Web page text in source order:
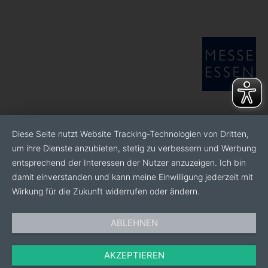
Diese Seite nutzt Website Tracking-Technologien von Dritten,
um ihre Dienste anzubieten, stetig zu verbessern und Werbung
entsprechend der Interessen der Nutzer anzuzeigen. Ich bin
damit einverstanden und kann meine Einwilligung jederzeit mit
Wirkung für die Zukunft widerrufen oder ändern.
ABLEHNEN
AKZEPTIEREN